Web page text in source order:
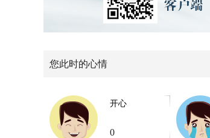
您此时的心情
开心
0